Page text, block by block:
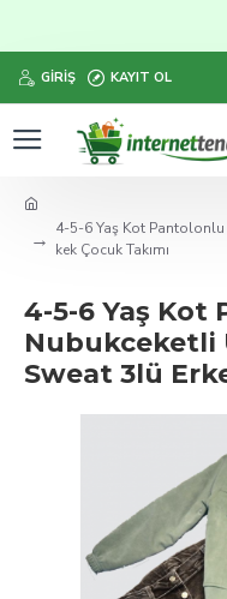
GIRIŞ KAYIT OL
4-5-6 Yaş Kot
kek Çocuk Takımı
4-5-6 Yaş Kot
Nubukceketli
Sweat 3lü